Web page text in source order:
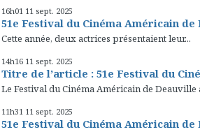
16h01 11 sept. 2025
51e Festival du Cinéma Américain de
Cette année, deux actrices présentaient leur...
14h16 11 sept. 2025
Titre de l’article : 51e Festival du
Le Festival du Cinéma Américain de Deauville
11h31 11 sept. 2025
51e Festival du Cinéma Américain de